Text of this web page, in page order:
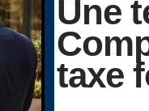
Une
taxe